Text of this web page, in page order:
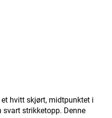
hvitt skjørt, midtpunktet i
svart strikketopp. Denne